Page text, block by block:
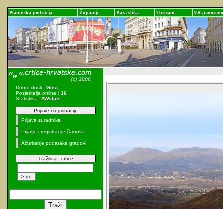
Planinska područja Županije Baza slika Turizam VR panorame
Dobro došli : Gost
Posjetitelja online : 16
Statistika : AWstats
Prijave i registracije
Prijava suradnika
Prijave i registracije članova
Ažuriranje podataka gradovi
Tražilica - crtice